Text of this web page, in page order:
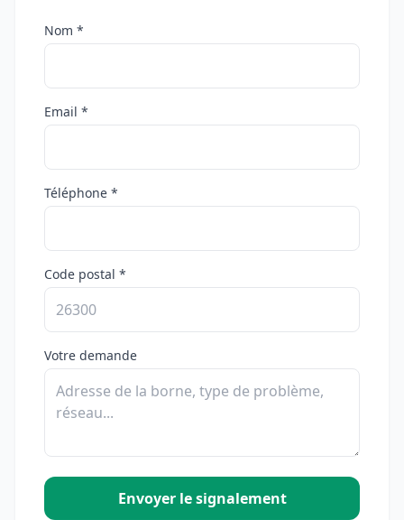
Nom *
Email *
Téléphone *
Code postal *
Votre demande
Envoyer le signalement